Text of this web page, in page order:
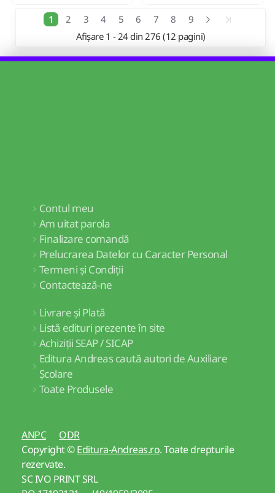
1 2 3 4 5 6 7 8
9
Afișare 1 - 24 din 276 (12 pagini)
Contul meu
Am uitat parola
Finalizare comandă
Prelucrarea Datelor cu Caracter Personal
Termeni și Condiții
Contactează-ne
Livrare și Plată
Listă edituri prezente în site
Achiziții SEAP / SICAP
Editura Andreas caută autori de Auxiliare
Școlare
Toate Produsele
ANPC
ODR
Copyright ©Editura-Andreas.ro. Toate drepturile
rezervate.
SC IVO PRINT SRL